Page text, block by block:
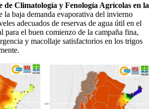
de Climatología y Fenología Agrícolas en la
la baja demanda evaporativa del invierno
adecuados de reservas de agua útil en el
para el buen comienzo de la campaña fina,
y macollaje satisfactorios en los trigos